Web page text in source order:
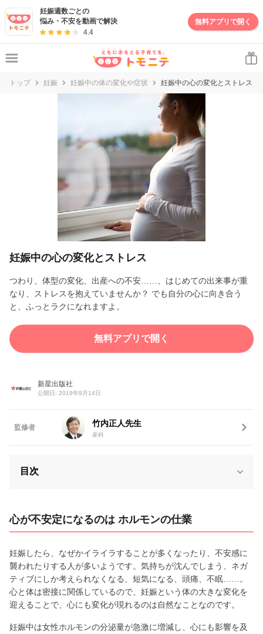
妊娠週数ごとの
悩み・不安を動画で解決
4.4
無料アプリで開く
トップ 妊娠 妊娠中の体の変化や症状 妊娠中の心の変化とストレス
妊娠中の心の変化とストレス
つわり、体型の変化、出産への不安……、はじめての出来事が重
なり、ストレスを抱えていませんか？ でも自分の心に向き合う
と、ふっとラクになれますよ。
無料アプリで開く
新星出版社
公開日: 2019年9月14日
監修者 竹内正人先生
産科
目次
心が不安定になるのは ホルモンの仕業
妊娠したら、なぜかイライラすることが多くなったり、不安感に
襲われたりする人が多いようです。気持ちが沈んでしまう、ネガ
ティブにしか考えられなくなる、短気になる、頭痛、不眠……。
心と体は密接に関係しているので、妊娠という体の大きな変化を
迎えることで、心にも変化が現れるのは自然なことなのです。
妊娠中は女性ホルモンの分泌量が急激に増減し、心にも影響を及